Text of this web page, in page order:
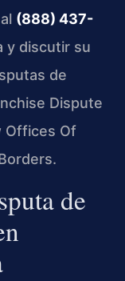
(888) 437-
y discutir su
de
Dispute
Offices Of
de